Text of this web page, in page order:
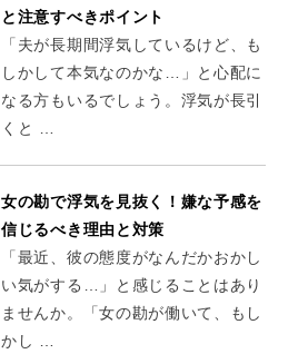
と注意すべきポイント
「夫が長期間浮気しているけど、も
しかして本気なのかな…」と心配に
なる方もいるでしょう。浮気が長引
くと …
女の勘で浮気を見抜く！嫌な予感を
信じるべき理由と対策
「最近、彼の態度がなんだかおかし
い気がする…」と感じることはあり
ませんか。「女の勘が働いて、もし
かし …